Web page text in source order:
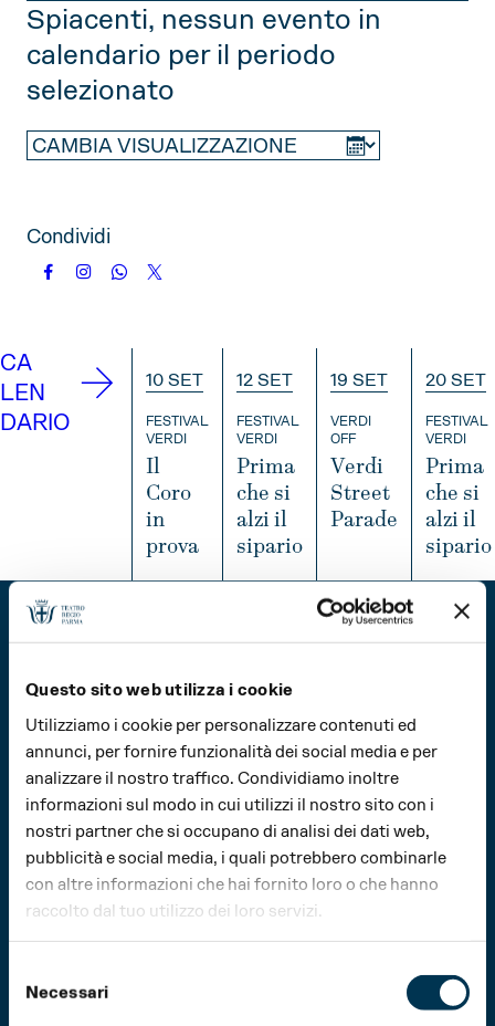
Questo sito web utilizza i cookie
Utilizziamo i cookie per personalizzare contenuti ed
annunci, per fornire funzionalità dei social media e per
analizzare il nostro traffico. Condividiamo inoltre
informazioni sul modo in cui utilizzi il nostro sito con i
nostri partner che si occupano di analisi dei dati web,
pubblicità e social media, i quali potrebbero combinarle
con altre informazioni che hai fornito loro o che hanno
raccolto dal tuo utilizzo dei loro servizi.
delNecessari
2025
GENNAIO
APRILE MAGGIO
OTTOBRE
NOVEMBRE
DICEMBRE
FEBBRAIO
MARZO
MAGGIO GIUGNO
LUGLIO AGOSTO SETTEMBRE
OTTOBRE
Spiacenti, nessun evento in
calendario per il periodo
selezionato
Condividi
CA
LEN
DARIO
10 SET
FESTIVAL
VERDI
Il
Coro
in
prova
12 SET
FESTIVAL
VERDI
Prima
che si
alzi il
sipario
INFO
19 SET
VERDI
OFF
Verdi
Street
Parade
INFO
20 SET
FESTIVAL
VERDI
Prima
che si
alzi il
sipario
© 2026 Fondazione Teatro Regio di Parma
Tutti i diritti riservati
Fondazione Teatro Regio di Parma
Strada Garibaldi, 16/a
43121 Parma – Italia
Tel (+39) 0521 203911
fondazioneteatroregioparma@pec.it
Privacy Policy
DesignBcpt Associati